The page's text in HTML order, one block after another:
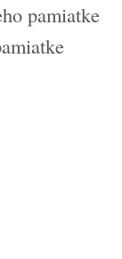
pamiatke